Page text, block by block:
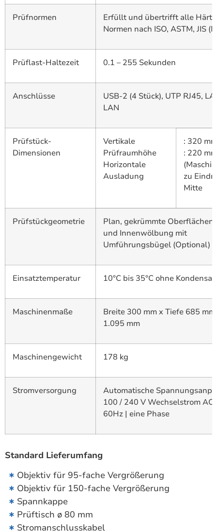
Prüfnormen
Erfüllt und übertrifft alle
Normen nach ISO, ASTM, JIS
Prüflast-Haltezeit 0.1 – 255 Sekunden
Anschlüsse
USB-2 (4 Stück), UTP RJ45,
LAN
Prüfstück-
Dimensionen
Vertikale
Prüfraumhöhe
Horizontale
Ausladung
: 320 mm
: 220 mm
zu
Mitte
Prüfstückgeometrie
Plan, gekrümmte
und Innenwölbung mit
Umführungsbügel (Optional)
Einsatztemperatur 10°C bis 35°C ohne Kondensat
Maschinenmaße
Breite 300 mm x Tiefe 685
1.095 mm
Maschinengewicht 178 kg
Stromversorgung
Automatische
100 / 240 V Wechselstrom AC
60Hz | eine Phase
Standard Lieferumfang
Objektiv für 95-fache Vergrößerung
Objektiv für 150-fache Vergrößerung
Spannkappe
Prüftisch ø 80 mm
Stromanschlusskabel